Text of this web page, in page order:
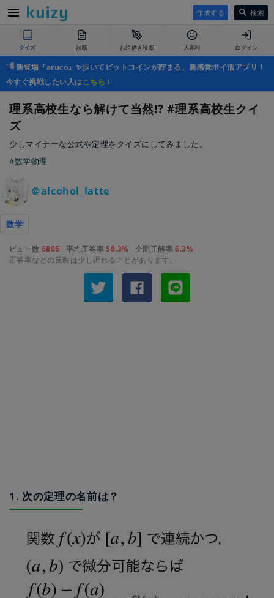
作成する 検索
クイズ 診断 お絵描き診断 大喜利 ログイン
新登場『aruco』✨歩いてビットコインが貯まる、新感覚ポイ活アプリ！
今すぐ挑戦したい人はこちら ！
理系高校生なら解けて当然!? #理系高校生クイ
ズ
少しマイナーな公式や定理をクイズにしてみました。
#数学物理
＠alcohol_latte
数学
ビュー数 6805 平均正答率50.3% 全問正解率6.3%
正答率などの反映は少し遅れることがあります。
1. 次の定理の名前は？